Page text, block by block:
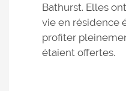
Bathurst. Elles
vie en résidence
profiter
étaient offertes.